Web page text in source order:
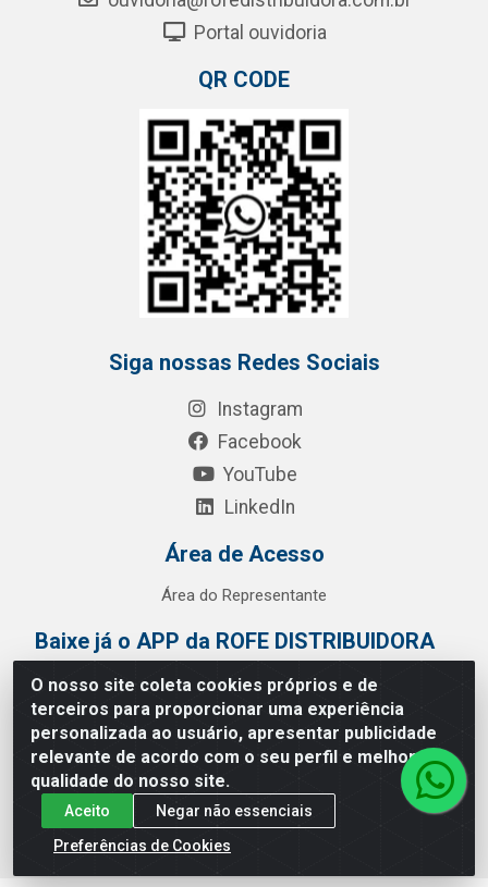
O nosso site coleta cookies próprios e de
terceiros para proporcionar uma experiência
personalizada ao usuário, apresentar publicidade
relevante de acordo com o seu perfil e melhorar a
qualidade do nosso site.
Aceito
Negar não essenciais
Preferências de Cookies
Portal ouvidoria
QR CODE
Siga nossas Redes Sociais
Instagram
Facebook
YouTube
LinkedIn
Área de Acesso
Área do Representante
Baixe já o APP da ROFE DISTRIBUIDORA